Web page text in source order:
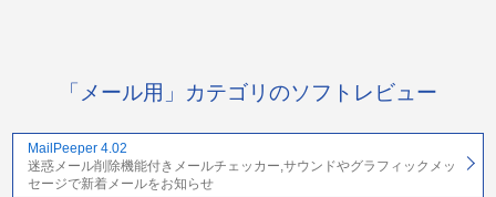
「メール用」カテゴリのソフトレビュー
MailPeeper 4.02
迷惑メール削除機能付きメールチェッカー,サウンドやグラフィックメッ
セージで新着メールをお知らせ